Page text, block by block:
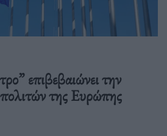
επιβεβαιώνει την
της Ευρώπης